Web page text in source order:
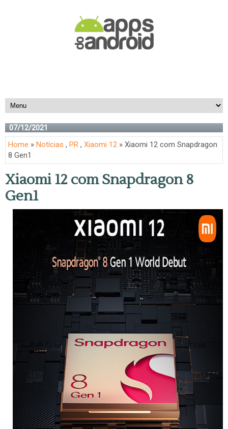
07/12/2021
Home » Notícias , PR , Xiaomi 12 » Xiaomi 12 com Snapdragon
8 Gen1
Xiaomi 12 com Snapdragon 8
Gen1